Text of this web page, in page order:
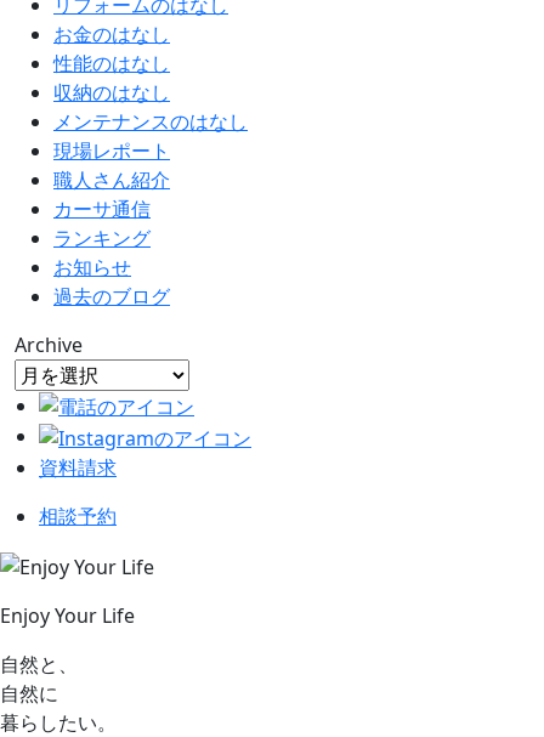
お金のはなし
性能のはなし
収納のはなし
メンテナンスのはなし
現場レポート
職人さん紹介
カーサ通信
ランキング
お知らせ
過去のブログ
Archive
資料請求
相談予約
Enjoy Your Life
自然と、
自然に
暮らしたい。